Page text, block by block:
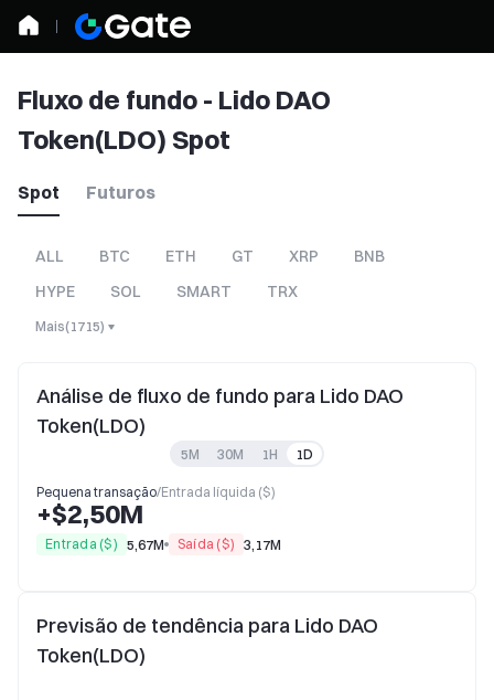
Fluxo de fundo - Lido DAO
Token(LDO) Spot
Spot Futuros
ALL BTC ETH GT XRP
BNB
HYPE
SOL SMART TRX
Mais(1715)
Análise de fluxo de fundo para Lido DAO
Token(LDO)
5M 30M 1H 1D
Pequena transação/Entrada líquida ($)
+$2,50M
Entrada ($) 5,67M Saída ($) 3,17M
Previsão de tendência para Lido DAO
Token(LDO)